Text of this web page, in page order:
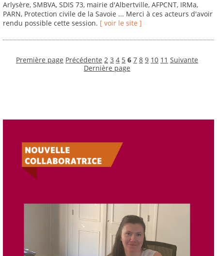
Arlysère, SMBVA, SDIS 73, mairie d'Albertville, AFPCNT, IRMa,
PARN, Protection civile de la Savoie ... Merci à ces acteurs d'avoir
rendu possible cette session. [ voir le site ]
Première page Précédente 2 3 4 5 6 7 8 9 10 11 Suivante
Dernière page